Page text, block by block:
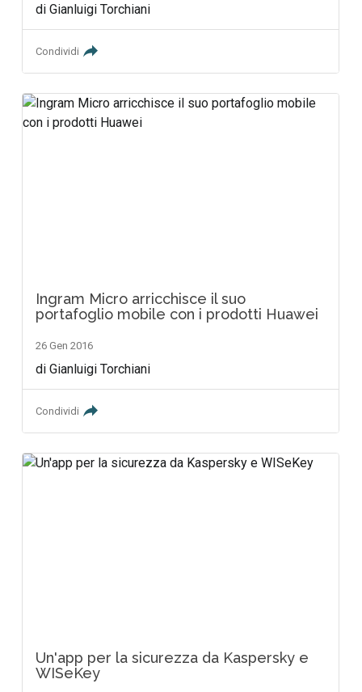
di Gianluigi Torchiani
Condividi
Ingram Micro arricchisce il suo
portafoglio mobile con i prodotti Huawei
26 Gen 2016
di Gianluigi Torchiani
Condividi
Un'app per la sicurezza da Kaspersky e
WISeKey